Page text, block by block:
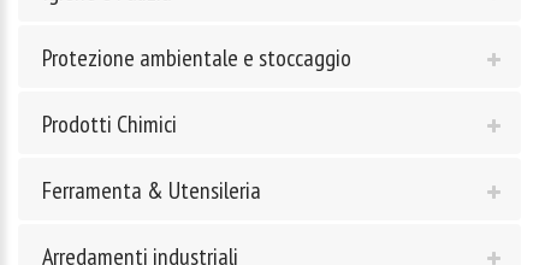
Protezione ambientale e stoccaggio
Prodotti Chimici
Ferramenta & Utensileria
Arredamenti industriali